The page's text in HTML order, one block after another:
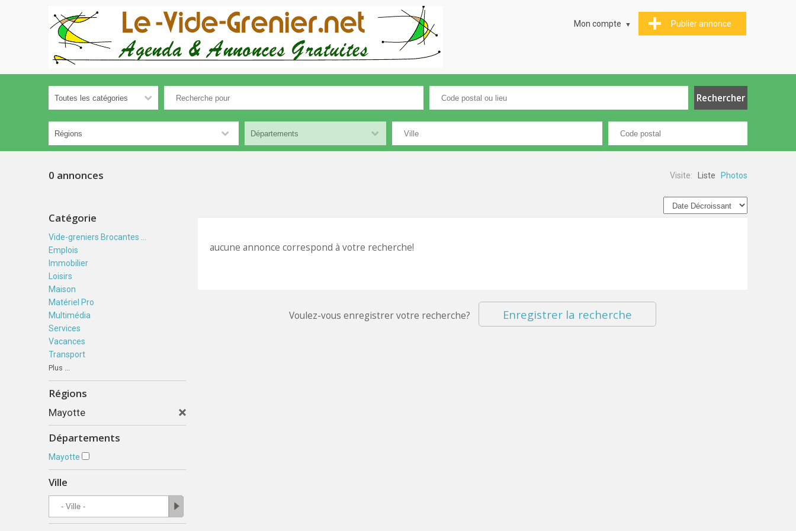
Publier annonce
Mon compte
0 annonces Visite: Liste Photos
Catégorie
Vide-greniers Brocantes ...
Emplois
Immobilier
Loisirs
Maison
Matériel Pro
Multimédia
Services
Vacances
Transport
Plus ...
Régions
Mayotte
Départements
Mayotte
Ville
aucune annonce correspond à votre recherche!
Voulez-vous enregistrer votre recherche? Enregistrer la recherche